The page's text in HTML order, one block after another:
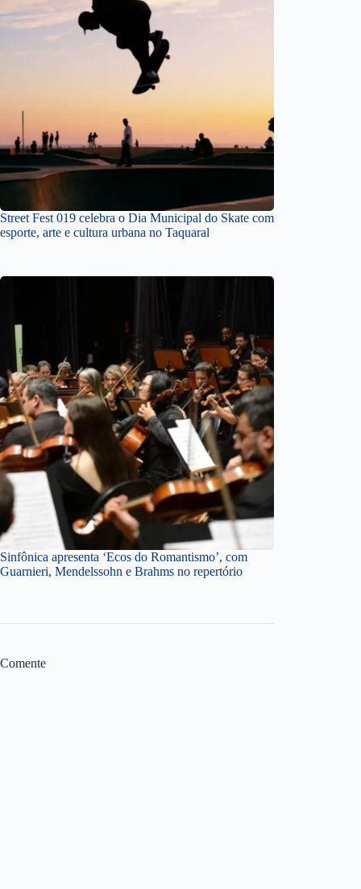
Street Fest 019 celebra o Dia Municipal do Skate com
esporte, arte e cultura urbana no Taquaral
Sinfônica apresenta ‘Ecos do Romantismo’, com
Guarnieri, Mendelssohn e Brahms no repertório
Comente